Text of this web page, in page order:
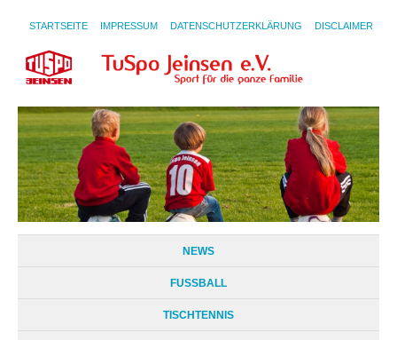
STARTSEITE IMPRESSUM DATENSCHUTZERKLÄRUNG DISCLAIMER
NEWS
FUSSBALL
TISCHTENNIS